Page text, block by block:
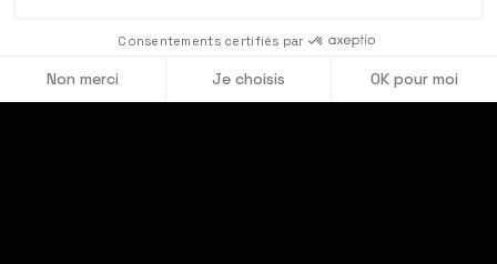
Consentements certifiés par
Non merci Je choisis OK pour moi